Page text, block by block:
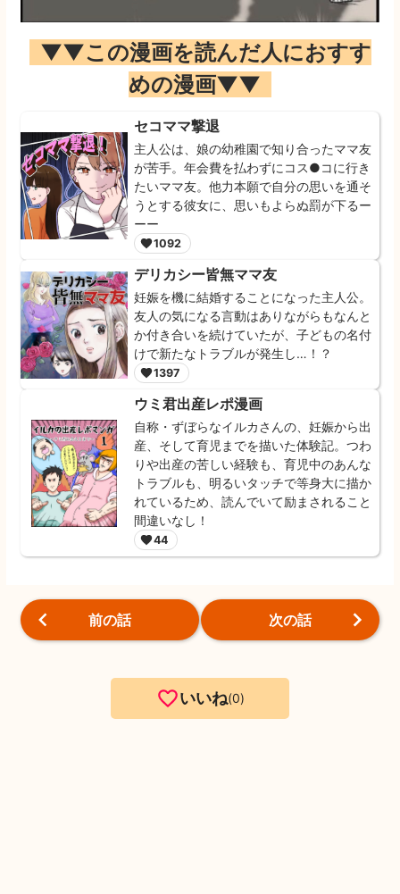
▼▼この漫画を読んだ人におすす
めの漫画▼▼
セコママ撃退
主人公は、娘の幼稚園で知り合ったママ友
が苦手。年会費を払わずにコス●コに行き
たいママ友。他力本願で自分の思いを通そ
うとする彼女に、思いもよらぬ罰が下るー
ーー
1092
デリカシー皆無ママ友
妊娠を機に結婚することになった主人公。
友人の気になる言動はありながらもなんと
か付き合いを続けていたが、子どもの名付
けで新たなトラブルが発生し…！？
1397
ウミ君出産レポ漫画
自称・ずぼらなイルカさんの、妊娠から出
産、そして育児までを描いた体験記。つわ
りや出産の苦しい経験も、育児中のあんな
トラブルも、明るいタッチで等身大に描か
れているため、読んでいて励まされること
間違いなし！
44
前の話 次の話
いいね 0